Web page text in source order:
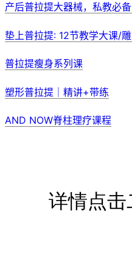
产后普拉提大器械，私教必
垫上普拉提: 12节教学大课/
普拉提瘦身系列课
塑形普拉提｜精讲+带练
AND NOW脊柱理疗课程
详情点击